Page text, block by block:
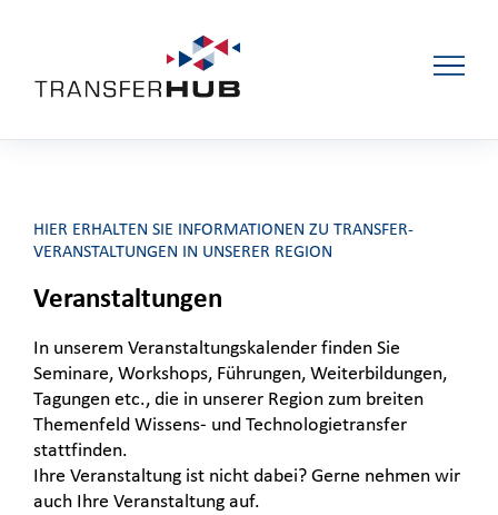
HIER ERHALTEN SIE INFORMATIONEN ZU TRANSFER-
VERANSTALTUNGEN IN UNSERER REGION
Veranstaltungen
In unserem Veranstaltungskalender finden Sie
Seminare, Workshops, Führungen, Weiterbildungen,
Tagungen etc., die in unserer Region zum breiten
Themenfeld Wissens- und Technologietransfer
stattfinden.
Ihre Veranstaltung ist nicht dabei? Gerne nehmen wir
auch Ihre Veranstaltung auf.